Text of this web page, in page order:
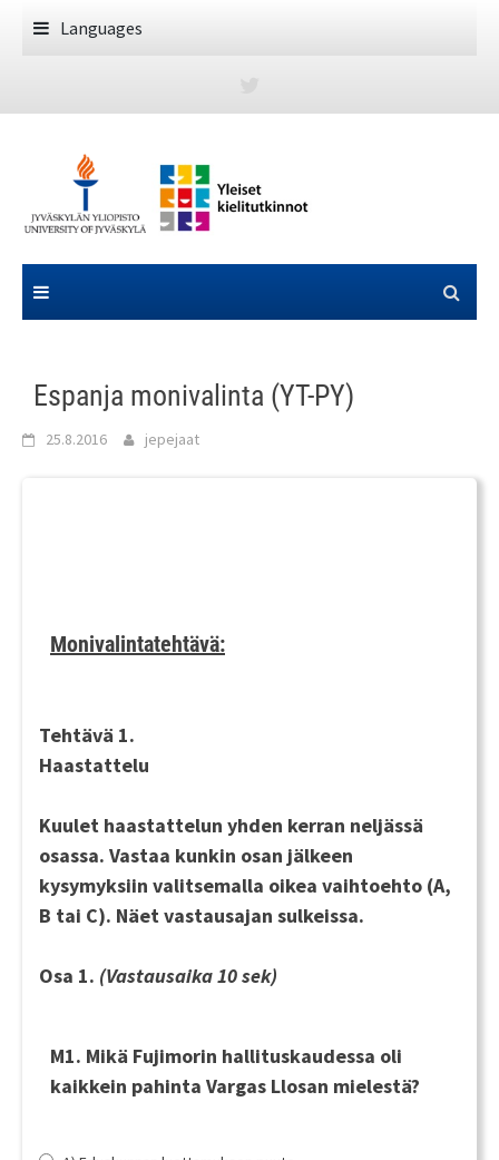
Languages
Espanja monivalinta (YT-PY)
25.8.2016 jepejaat
Monivalintatehtävä:
Tehtävä 1.
Haastattelu
Kuulet haastattelun yhden kerran neljässä
osassa. Vastaa kunkin osan jälkeen
kysymyksiin valitsemalla oikea vaihtoehto (A,
B tai C). Näet vastausajan sulkeissa.
Osa 1. (Vastausaika 10 sek)
M1. Mikä Fujimorin hallituskaudessa oli
kaikkein pahinta Vargas Llosan mielestä?